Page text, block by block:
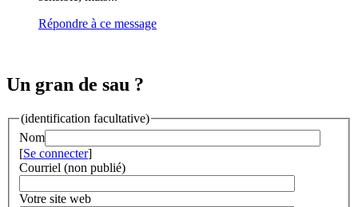
Répondre à ce message
Un gran de sau ?
(identification facultative)
Nom
[Se connecter]
Courriel (non publié)
Votre site web